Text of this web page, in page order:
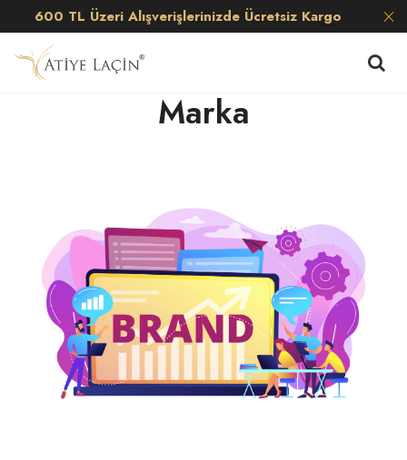
600 TL Üzeri Alışverişlerinizde Ücretsiz Kargo
Marka